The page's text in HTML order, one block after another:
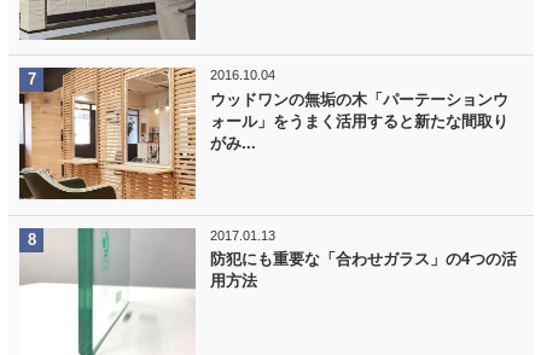
2016.10.04
ウッドワンの無垢の木「パーテーションウ
ォール」をうまく活用すると新たな間取り
がみ...
2017.01.13
防犯にも重要な「合わせガラス」の4つの活
用方法